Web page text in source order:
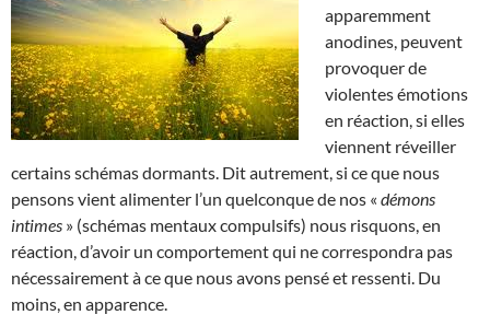
apparemment
anodines, peuvent
provoquer de
violentes émotions
en réaction, si elles
viennent réveiller
certains schémas dormants. Dit autrement, si ce que nous
pensons vient alimenter l’un quelconque de nos « démons
intimes » (schémas mentaux compulsifs) nous risquons, en
réaction, d’avoir un comportement qui ne correspondra pas
nécessairement à ce que nous avons pensé et ressenti. Du
moins, en apparence.